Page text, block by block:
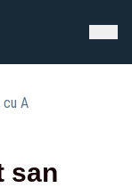
A
san